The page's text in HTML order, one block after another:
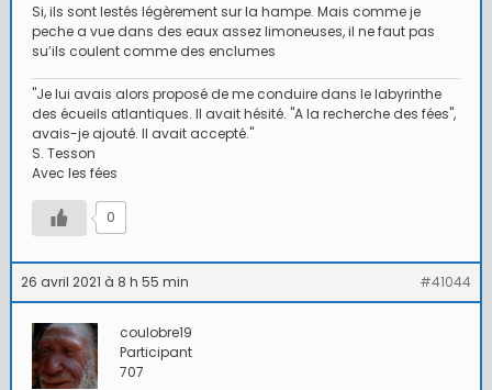
Si, ils sont lestés légèrement sur la hampe. Mais comme je
peche a vue dans des eaux assez limoneuses, il ne faut pas
su’ils coulent comme des enclumes
"Je lui avais alors proposé de me conduire dans le labyrinthe
des écueils atlantiques. Il avait hésité. "A la recherche des fées",
avais-je ajouté. Il avait accepté."
S. Tesson
Avec les fées
0
26 avril 2021 à 8 h 55 min #41044
coulobre19
Participant
707